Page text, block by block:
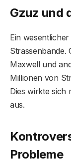
Gzuz und
Ein
Strassenbande.
Maxwell und
Millionen von
Dies wirkte sich
aus.
Probleme